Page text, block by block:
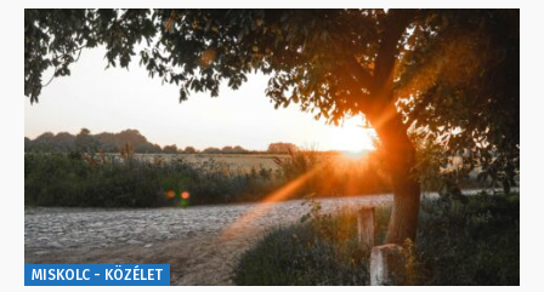
MISKOLC - KÖZÉLET